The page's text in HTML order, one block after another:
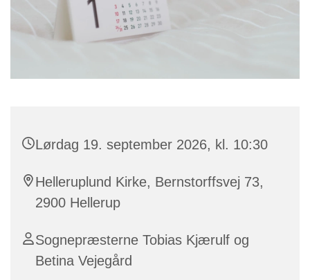
Lørdag 19. september 2026, kl. 10:30
Helleruplund Kirke, Bernstorffsvej 73,
2900 Hellerup
Sognepræsterne Tobias Kjærulf og
Betina Vejegård